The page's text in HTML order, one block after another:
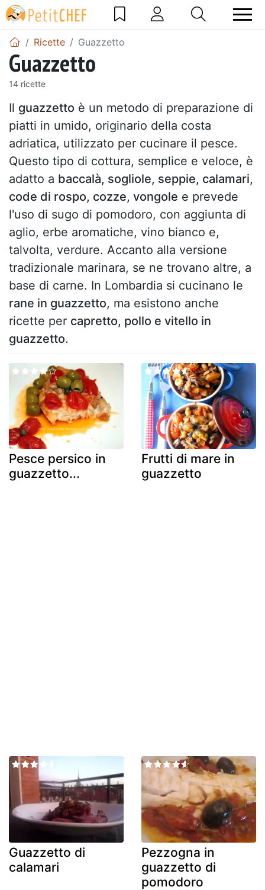
Ricette Guazzetto
Guazzetto
14 ricette
Il guazzetto è un metodo di preparazione di
piatti in umido, originario della costa
adriatica, utilizzato per cucinare il pesce.
Questo tipo di cottura, semplice e veloce, è
adatto a baccalà, sogliole, seppie, calamari,
code di rospo, cozze, vongole e prevede
l'uso di sugo di pomodoro, con aggiunta di
aglio, erbe aromatiche, vino bianco e,
talvolta, verdure. Accanto alla versione
tradizionale marinara, se ne trovano altre, a
base di carne. In Lombardia si cucinano le
rane in guazzetto, ma esistono anche
ricette per capretto, pollo e vitello in
guazzetto.
Pesce persico in
guazzetto...
Frutti di mare in
guazzetto
Guazzetto di
calamari
Pezzogna in
guazzetto di
pomodoro